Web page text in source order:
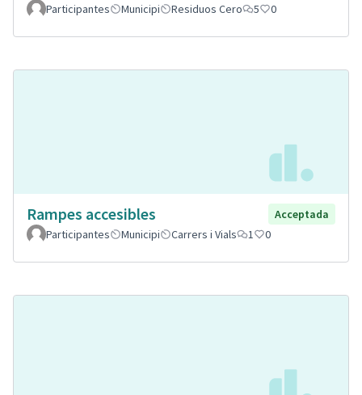
Participantes
Municipi Residuos Cero 5 0
Rampes accesibles
Acceptada
Participantes
Municipi Carrers i Vials 1 0